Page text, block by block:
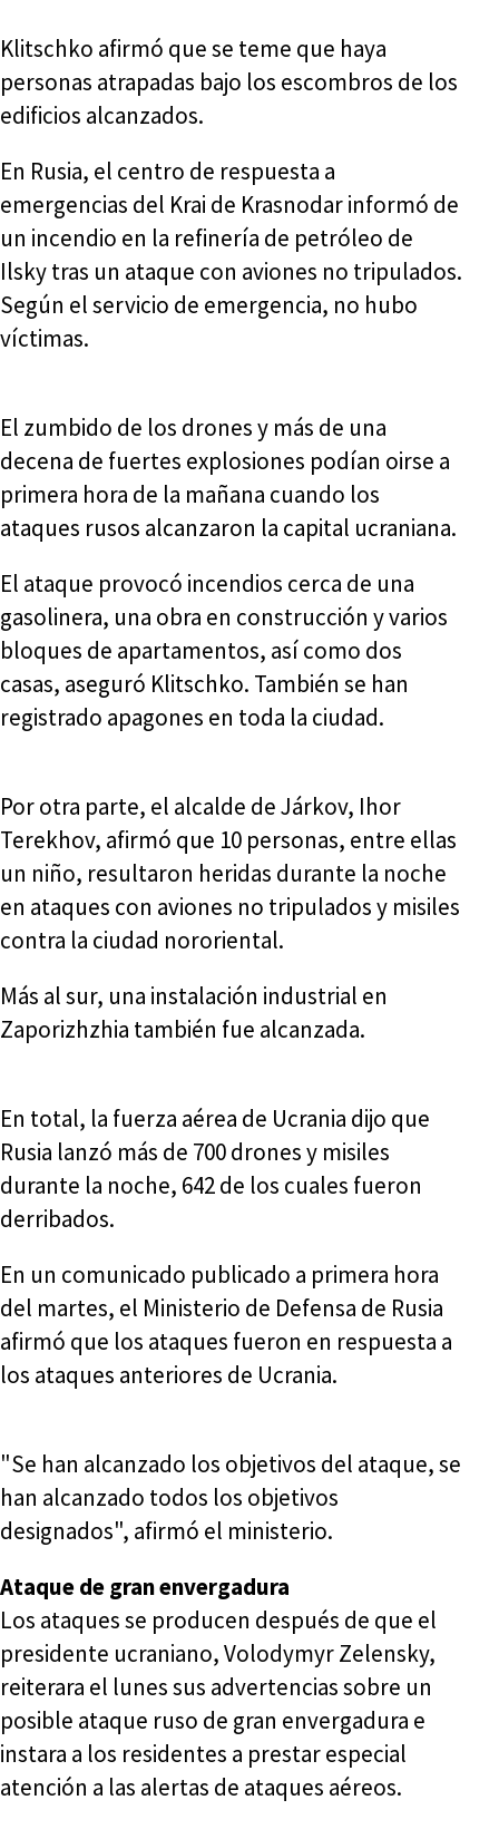
Klitschko afirmó que se teme que haya
personas atrapadas bajo los escombros de los
edificios alcanzados.
En Rusia, el centro de respuesta a
emergencias del Krai de Krasnodar informó de
un incendio en la refinería de petróleo de
Ilsky tras un ataque con aviones no tripulados.
Según el servicio de emergencia, no hubo
víctimas.
El zumbido de los drones y más de una
decena de fuertes explosiones podían oirse a
primera hora de la mañana cuando los
ataques rusos alcanzaron la capital ucraniana.
El ataque provocó incendios cerca de una
gasolinera, una obra en construcción y varios
bloques de apartamentos, así como dos
casas, aseguró Klitschko. También se han
registrado apagones en toda la ciudad.
Por otra parte, el alcalde de Járkov, Ihor
Terekhov, afirmó que 10 personas, entre ellas
un niño, resultaron heridas durante la noche
en ataques con aviones no tripulados y misiles
contra la ciudad nororiental.
Más al sur, una instalación industrial en
Zaporizhzhia también fue alcanzada.
En total, la fuerza aérea de Ucrania dijo que
Rusia lanzó más de 700 drones y misiles
durante la noche, 642 de los cuales fueron
derribados.
En un comunicado publicado a primera hora
del martes, el Ministerio de Defensa de Rusia
afirmó que los ataques fueron en respuesta a
los ataques anteriores de Ucrania.
"Se han alcanzado los objetivos del ataque, se
han alcanzado todos los objetivos
designados", afirmó el ministerio.
Ataque de gran envergadura
Los ataques se producen después de que el
presidente ucraniano, Volodymyr Zelensky,
reiterara el lunes sus advertencias sobre un
posible ataque ruso de gran envergadura e
instara a los residentes a prestar especial
atención a las alertas de ataques aéreos.